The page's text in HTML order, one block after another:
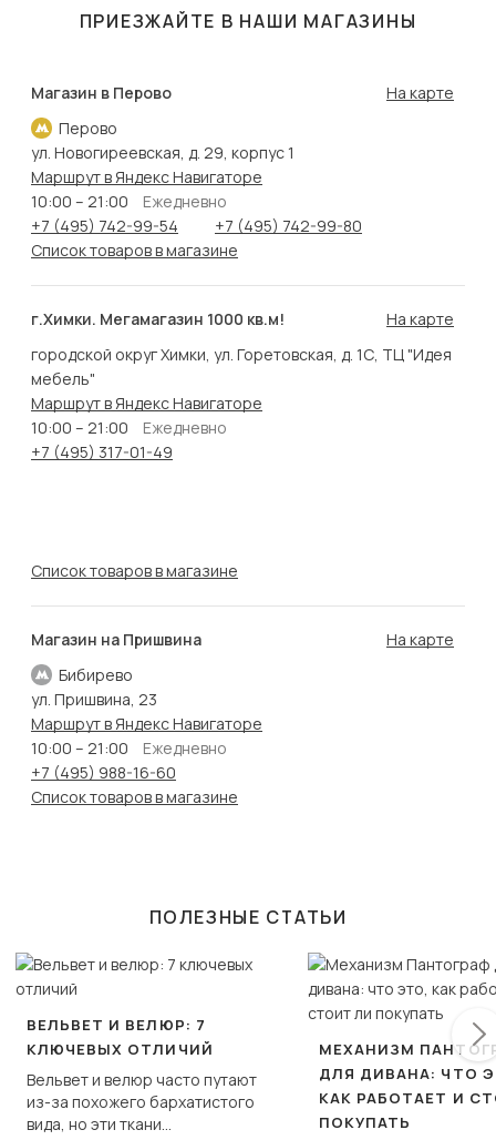
ПРИЕЗЖАЙТЕ В НАШИ МАГАЗИНЫ
Магазин в Перово
Перово
На карте
ул. Новогиреевская, д. 29, корпус 1
Маршрут в Яндекс Навигаторе
10:00 – 21:00
Ежедневно
+7 (495) 742-99-54
+7 (495) 742-99-80
Список товаров в магазине
г.Химки. Мегамагазин 1000 кв.м!
На карте
городской округ Химки, ул. Горетовская, д. 1С, ТЦ "Идея
мебель"
Маршрут в Яндекс Навигаторе
10:00 – 21:00
Ежедневно
+7 (495) 317-01-49
Список товаров в магазине
Магазин на Пришвина
Бибирево
На карте
ул. Пришвина, 23
Маршрут в Яндекс Навигаторе
10:00 – 21:00
Ежедневно
+7 (495) 988-16-60
Список товаров в магазине
ПОЛЕЗНЫЕ СТАТЬИ
ВЕЛЬВЕТ И ВЕЛЮР: 7
КЛЮЧЕВЫХ ОТЛИЧИЙ
Вельвет и велюр часто путают
из-за похожего бархатистого
вида, но эти ткани
МЕХАНИЗМ
ДЛЯ ДИВАНА: ЧТО
КАК РАБОТАЕТ И
ПОКУПАТЬ